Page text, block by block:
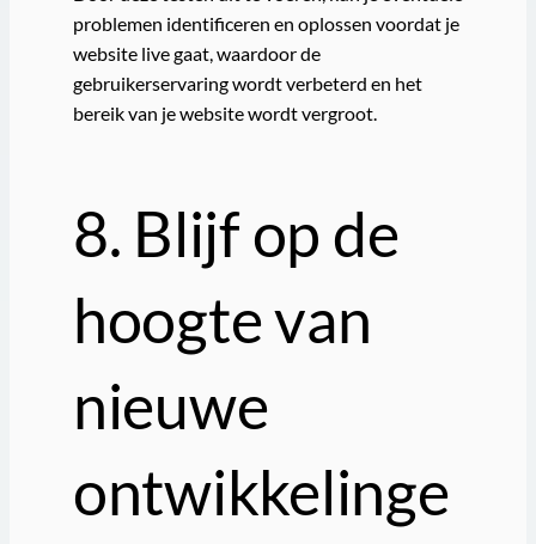
problemen identificeren en oplossen voordat je
website live gaat, waardoor de
gebruikerservaring wordt verbeterd en het
bereik van je website wordt vergroot.
8. Blijf op de
hoogte van
nieuwe
ontwikkelinge